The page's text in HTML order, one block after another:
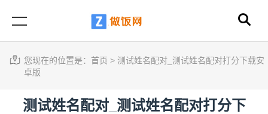
您现在的位置是： 首页 > 测试姓名配对_测试姓名配对打分下载安
卓版
测试姓名配对_测试姓名配对打分下